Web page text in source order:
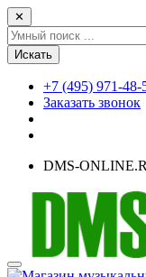
✕
Искать
+7 (495) 971-48-
Заказать звонок
DMS-